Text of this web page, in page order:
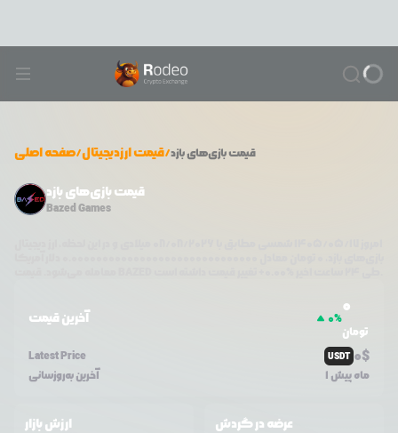
صفحه اصلی/قیمت ارزدیجیتال/ قیمتبازی‌های بازد
قیمت بازی‌های بازد
Bazed Games
آخرین قیمت 0%
0
تومان
Latest Price
USDT 0$
آخرین به‌روزسانی 1 ماه پیش
ارزش بازار عرضه در گردش